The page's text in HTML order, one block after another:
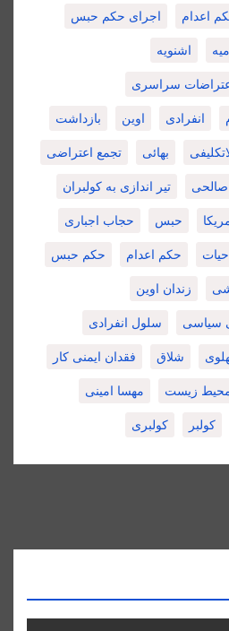
اعدام اجرای حکم حبس
اشنویه
سراسری
انفرادی اوین بازداشت
بهائی تجمع اعتراضی
صالحی تیر اندازی به کولبران
حبس حجاب اجباری
حکم اعدام حکم حبس
زندان اوین
سیاسی سلول انفرادی
شلاق فقدان ایمنی کار
زیست مهسا امینی
کولبر کولبری